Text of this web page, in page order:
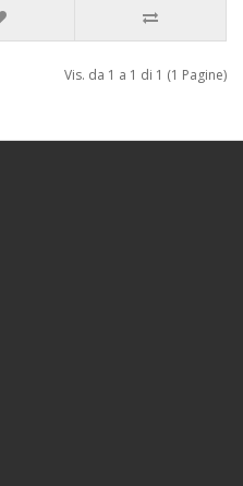
Vis. da 1 a 1 di 1 (1 Pagine)